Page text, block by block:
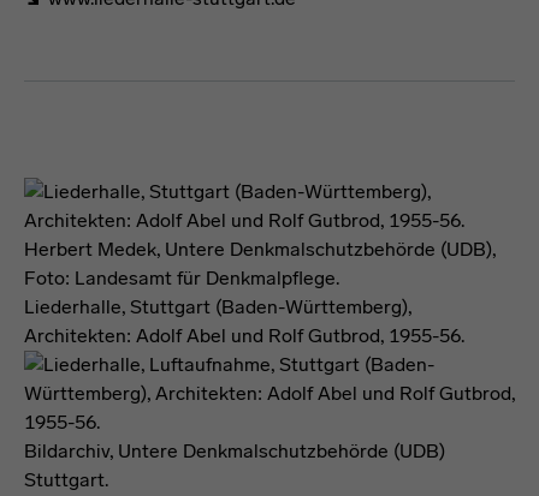
Herbert Medek, Untere Denkmalschutzbehörde (UDB),
Foto: Landesamt für Denkmalpflege.
Liederhalle, Stuttgart (Baden-Württemberg),
Architekten: Adolf Abel und Rolf Gutbrod, 1955-56.
Bildarchiv, Untere Denkmalschutzbehörde (UDB)
Stuttgart.